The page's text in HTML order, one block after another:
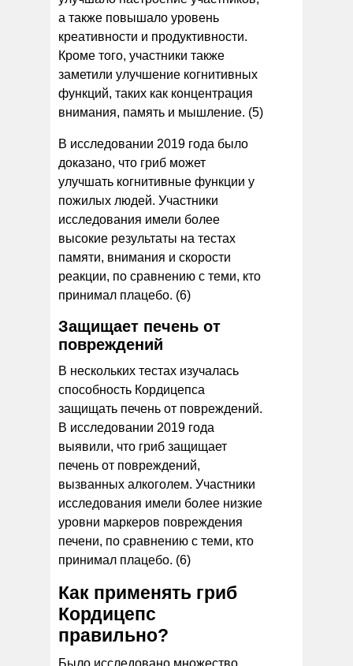
а также повышало уровень
креативности и продуктивности.
Кроме того, участники также
заметили улучшение когнитивных
функций, таких как концентрация
внимания, память и мышление. (5)
В исследовании 2019 года было
доказано, что гриб может
улучшать когнитивные функции у
пожилых людей. Участники
исследования имели более
высокие результаты на тестах
памяти, внимания и скорости
реакции, по сравнению с теми, кто
принимал плацебо. (6)
Защищает печень от
повреждений
В нескольких тестах изучалась
способность Кордицепса
защищать печень от повреждений.
В исследовании 2019 года
выявили, что гриб защищает
печень от повреждений,
вызванных алкоголем. Участники
исследования имели более низкие
уровни маркеров повреждения
печени, по сравнению с теми, кто
принимал плацебо. (6)
Как применять гриб
Кордицепс
правильно?
Было исследовано множество